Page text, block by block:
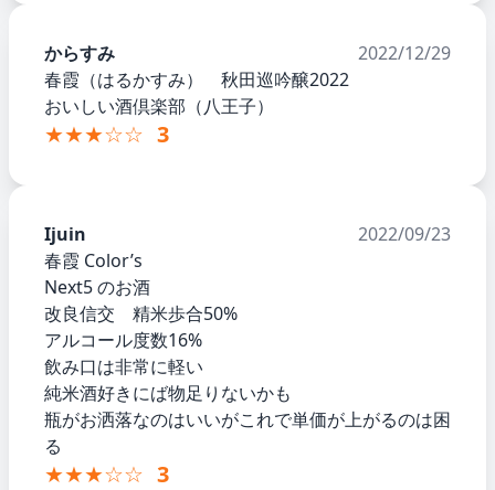
からすみ
2022/12/29
春霞（はるかすみ） 秋田巡吟醸2022
おいしい酒倶楽部（八王子）
★★★☆☆ 3
Ijuin
2022/09/23
春霞 Color’s
Next5 のお酒
改良信交 精米歩合50%
アルコール度数16%
飲み口は非常に軽い
純米酒好きにば物足りないかも
瓶がお洒落なのはいいがこれで単価が上がるのは困
る
★★★☆☆ 3